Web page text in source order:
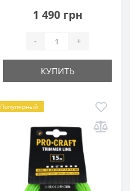
1 490 грн
- +
КУПИТЬ
Популярный